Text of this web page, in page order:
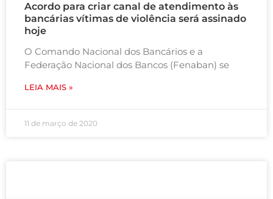
Acordo para criar canal de atendimento às
bancárias vítimas de violência será assinado
hoje
O Comando Nacional dos Bancários e a
Federação Nacional dos Bancos (Fenaban) se
LEIA MAIS »
11 de março de 2020